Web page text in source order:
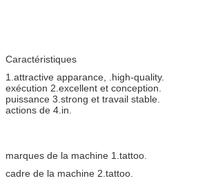
Caractéristiques
1.attractive apparance, .high-quality.
exécution 2.excellent et conception.
puissance 3.strong et travail stable.
actions de 4.in.
marques de la machine 1.tattoo.
cadre de la machine 2.tattoo.